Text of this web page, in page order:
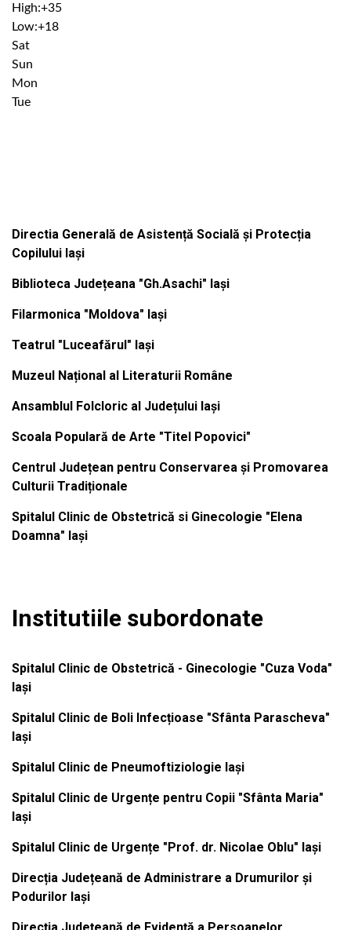
High:+35
Low:+18
Sat
Sun
Mon
Tue
Directia Generală de Asistență Socială și Protecția
Copilului Iași
Biblioteca Județeana "Gh.Asachi" Iași
Filarmonica "Moldova" Iași
Teatrul "Luceafărul" Iași
Muzeul Național al Literaturii Române
Ansamblul Folcloric al Județului Iași
Scoala Populară de Arte "Titel Popovici"
Centrul Județean pentru Conservarea și Promovarea
Culturii Tradiționale
Spitalul Clinic de Obstetrică si Ginecologie "Elena
Doamna" Iași
Institutiile subordonate
Spitalul Clinic de Obstetrică - Ginecologie "Cuza Voda"
Iași
Spitalul Clinic de Boli Infecțioase "Sfânta Parascheva"
Iași
Spitalul Clinic de Pneumoftiziologie Iași
Spitalul Clinic de Urgențe pentru Copii "Sfânta Maria"
Iași
Spitalul Clinic de Urgențe "Prof. dr. Nicolae Oblu" Iași
Direcția Județeană de Administrare a Drumurilor și
Podurilor Iași